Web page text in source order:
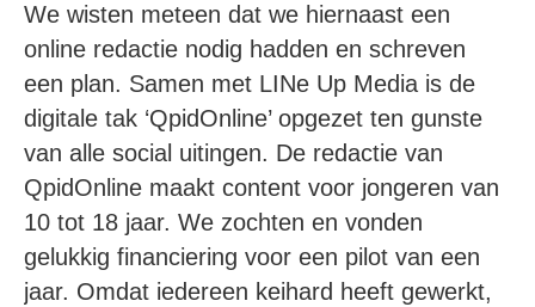
We wisten meteen dat we hiernaast een
online redactie nodig hadden en schreven
een plan. Samen met LINe Up Media is de
digitale tak ‘QpidOnline’ opgezet ten gunste
van alle social uitingen. De redactie van
QpidOnline maakt content voor jongeren van
10 tot 18 jaar. We zochten en vonden
gelukkig financiering voor een pilot van een
jaar. Omdat iedereen keihard heeft gewerkt,